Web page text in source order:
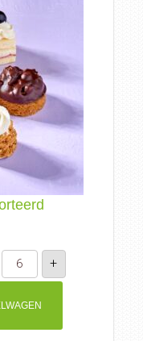
Mini
gebakjes
gesorteerd
+